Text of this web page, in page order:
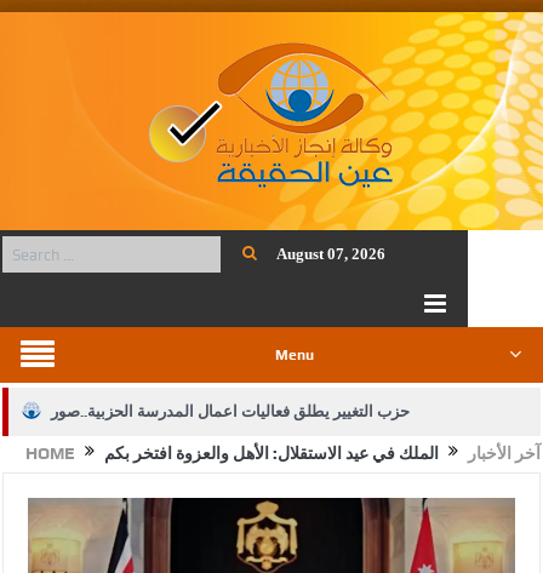
August 07, 2026
Menu
حزب التغيير يطلق فعاليات اعمال المدرسة الحزبية..صور
الجيش يفتح باب التجنيد لحملة البكالوريوس في الحقوق والقانون
بيان اجتماع عمّان:دعم الوصاية الهاشمية التاريخية على المقدسات
الإسلامية والمسيحية
HOME آخر الأخبار الملك في عيد الاستقلال: الأهل والعزوة افتخر بكم